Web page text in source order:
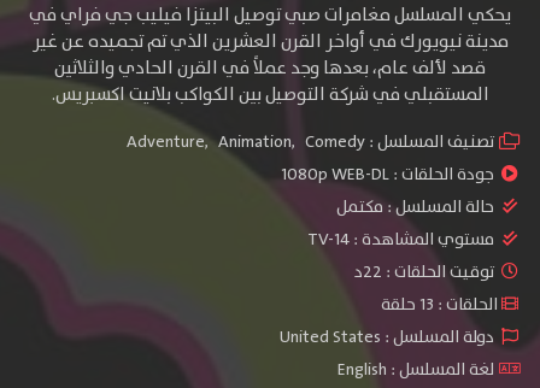
يحكي المسلسل مغامرات صبي توصيل البيتزا فيليب جي فراي في
مدينة نيويورك في أواخر القرن العشرين الذي تم تجميده عن غير
قصد لألف عام، بعدها وجد عملاً في القرن الحادي والثلاثين
المستقبلي في شركة التوصيل بين الكواكب بلانيت اكسبريس.
تصنيف المسلسل : Adventure, Animation, Comedy
جودة الحلقات :1080p WEB-DL
حالة المسلسل :مكتمل
مستوي المشاهدة :TV-14
توقيت الحلقات : 22د
الحلقات : 13 حلقة
دولة المسلسل : United States
لغة المسلسل : English